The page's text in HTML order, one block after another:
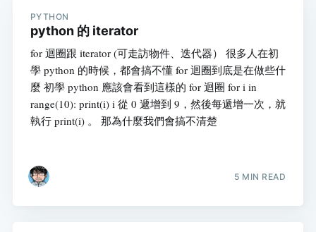
PYTHON
python 的 iterator
for 迴圈跟 iterator (可走訪物件、迭代器） 很多人在初
學 python 的時候，都會搞不懂 for 迴圈到底是在做些什
麼 初學 python 應該會看到這樣的 for 迴圈 for i in
range(10): print(i) i 從 0 遞增到 9，然後每遞增一次，就
執行 print(i) 。 那為什麼我們會搞不清楚
5 MIN READ